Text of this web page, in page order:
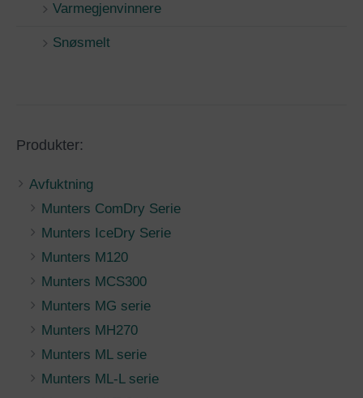
Varmegjenvinnere
Snøsmelt
Produkter:
Avfuktning
Munters ComDry Serie
Munters IceDry Serie
Munters M120
Munters MCS300
Munters MG serie
Munters MH270
Munters ML serie
Munters ML-L serie